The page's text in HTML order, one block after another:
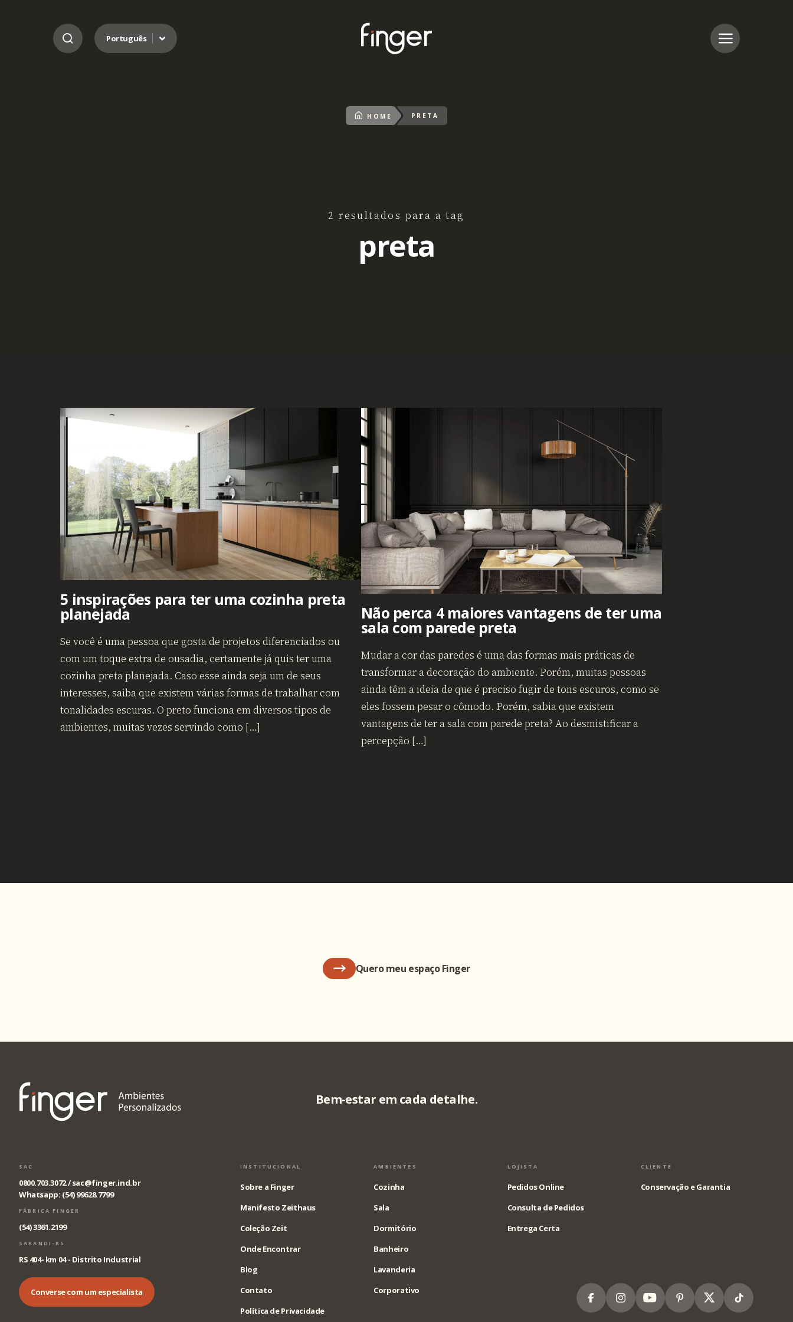
Ir para o conteúdo
Português
HOME PRETA
2 resultados para a tag
preta
5 inspirações para ter uma cozinha preta
planejada
Se você é uma pessoa que gosta de projetos diferenciados ou
com um toque extra de ousadia, certamente já quis ter uma
cozinha preta planejada. Caso esse ainda seja um de seus
interesses, saiba que existem várias formas de trabalhar com
tonalidades escuras. O preto funciona em diversos tipos de
ambientes, muitas vezes servindo como […]
Não perca 4 maiores vantagens de ter uma
sala com parede preta
Mudar a cor das paredes é uma das formas mais práticas de
transformar a decoração do ambiente. Porém, muitas pessoas
ainda têm a ideia de que é preciso fugir de tons escuros, como se
eles fossem pesar o cômodo. Porém, sabia que existem
vantagens de ter a sala com parede preta? Ao desmistificar a
percepção […]
Quero meu espaço Finger
Bem-estar em cada detalhe.
SAC
0800.703.3072 /sac@finger.ind.br
Whatsapp: (54) 99628.7799
FÁBRICA FINGER
(54) 3361.2199
SARANDI-RS
RS 404- km 04 - Distrito Industrial
Converse com um especialista
INSTITUCIONAL
Sobre a Finger
Manifesto Zeithaus
Coleção Zeit
Onde Encontrar
Blog
Contato
Política de Privacidade
AMBIENTES
Cozinha
Sala
Dormitório
Banheiro
Lavanderia
Corporativo
LOJISTA
Pedidos Online
Consulta de Pedidos
Entrega Certa
CLIENTE
Conservação e Garantia
FacebookInstagram
YoutubePinterest
X Tiktok